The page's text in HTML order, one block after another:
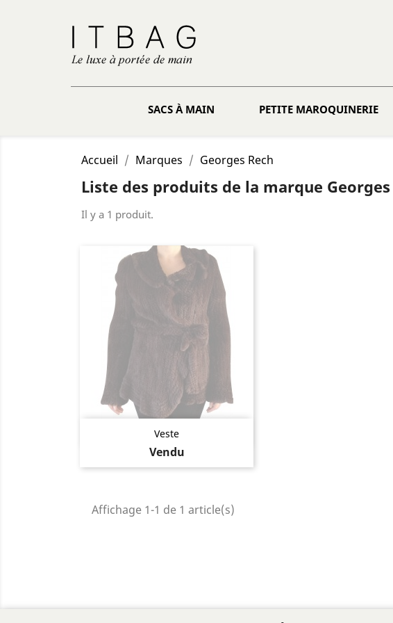
SACS À MAIN PETITE MAROQUINERIE
Accueil Marques Georges Rech
Liste des produits de la marque Georges
Il y a 1 produit.
Veste
Vendu
Aperçu rapide
Affichage 1-1 de 1 article(s)